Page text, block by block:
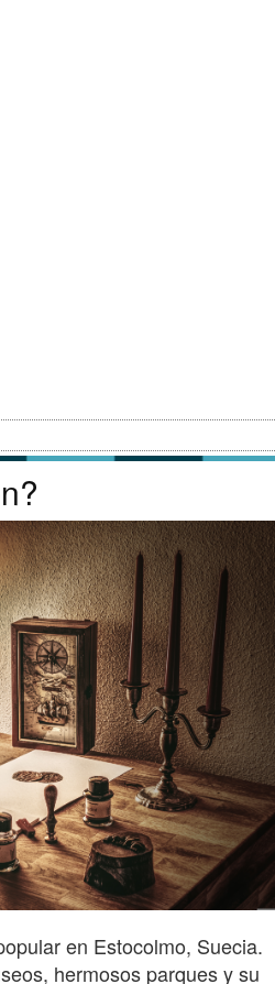
en Estocolmo, Suecia.
hermosos parques y su